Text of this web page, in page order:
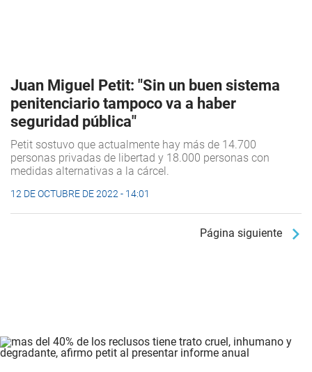
Juan Miguel Petit: "Sin un buen sistema
penitenciario tampoco va a haber
seguridad pública"
Petit sostuvo que actualmente hay más de 14.700
personas privadas de libertad y 18.000 personas con
medidas alternativas a la cárcel.
12 DE OCTUBRE DE 2022 - 14:01
Página siguiente